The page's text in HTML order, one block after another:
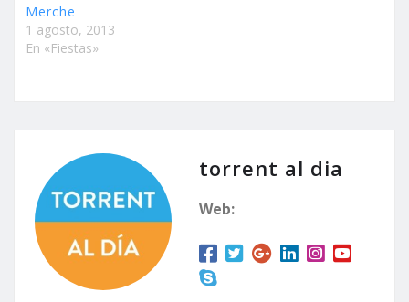
Merche
1 agosto, 2013
En «Fiestas»
torrent al dia
Web: